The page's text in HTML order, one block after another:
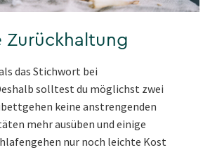
Zurückhaltung
das Stichwort bei
solltest du möglichst zwei
keine anstrengenden
mehr ausüben und einige
nur noch leichte Kost